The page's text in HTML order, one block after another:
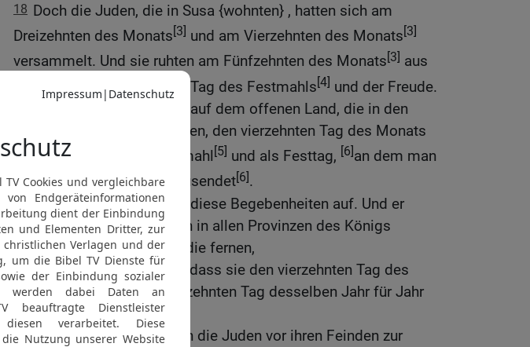
18 Doch die Juden, die in Susa {wohnten} , hatten sich am
Dreizehnten des Monats[3] und am Vierzehnten des Monats[3]
versammelt. Und sie ruhten am Fünfzehnten des Monats[3] aus
und machten ihn zu einem Tag des Festmahls[4] und der Freude.
Darum feiern die Juden auf dem offenen Land, die in den
offenen Landstädten wohnen, den vierzehnten Tag des Monats
Adar mit Freude und Festmahl [5] und als Festtag, [6]an dem man
sich gegenseitig Anteile zusendet[6].
20
Und Mordechai schrieb diese Begebenheiten auf. Und er
sandte Briefe an alle Juden in allen Provinzen des Königs
Ahasveros, die nahen und die fernen,
21 um ihnen aufzuerlegen, dass sie den vierzehnten Tag des
Monats Adar und den fünfzehnten Tag desselben Jahr für Jahr
feiern sollten
22 – als die Tage, an denen die Juden vor ihren Feinden zur